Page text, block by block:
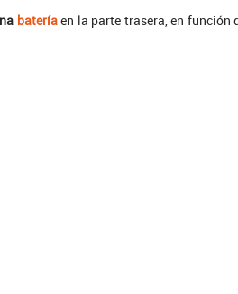
bateríaen la parte trasera, en función